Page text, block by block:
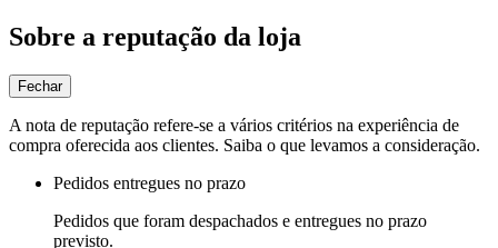
Sobre a reputação da loja
Fechar
A nota de reputação refere-se a vários critérios na experiência de
compra oferecida aos clientes. Saiba o que levamos a consideração.
Pedidos entregues no prazo
Pedidos que foram despachados e entregues no prazo
previsto.